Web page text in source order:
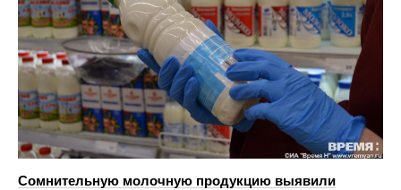
Сомнительную молочную продукцию выявили